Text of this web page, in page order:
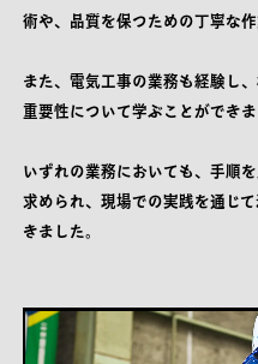
術や、品質を保つための丁寧な作
また、電気工事の業務も経験し
重要性について学ぶことができま
いずれの業務においても、手順
求められ、現場での実践を通じ
きました。